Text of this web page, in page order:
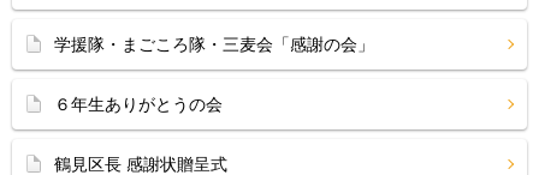
学援隊・まごころ隊・三麦会「感謝の会」
６年生ありがとうの会
鶴見区長 感謝状贈呈式